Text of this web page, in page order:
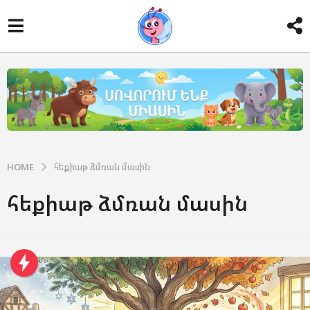
HOME հեքիաթ ձմռան մասին
հեքիաթ ձմռան մասին